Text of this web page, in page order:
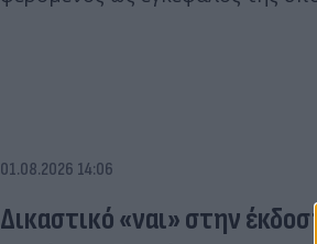
01.08.2026 14:06
Δικαστικό «ναι» στην